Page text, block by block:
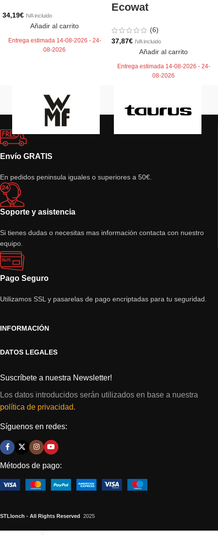
34,19€ IVA incluido
Añadir al carrito
Entrega estimada 14-08-2026 - 24-
08-2026
Ecowat
(6)
37,87€ IVA incluido
Añadir al carrito
Entrega estimada 14-08-2026 - 24-
08-2026
Envío GRATIS
En pedidos peninsula iguales o superiores a 50€.
Soporte y asistencia
Si tienes dudas o necesitas mas información contacta con nuestro
equipo.
Pago Seguro
Utilizamos SSL y pasarelas de pago encriptadas para tu seguridad.
INFORMACIÓN
DATOS LEGALES
Suscríbete a nuestra Newsletter!
Los datos introducidos serán utilizados en base a nuestra
política de privacidad.
Síguenos en redes:
Métodos de pago:
STLlonch - All Rights Reserved 2025